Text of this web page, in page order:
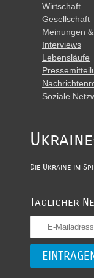
Wirtschaft
Gesellschaft
Meinungen
Interviews
Lebensläufe
Soziale
Die Ukraine im
Täglicher